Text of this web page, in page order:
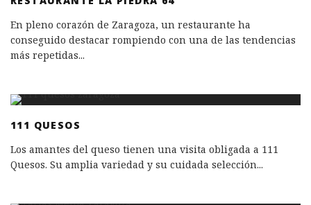
En pleno corazón de Zaragoza, un restaurante ha
conseguido destacar rompiendo con una de las tendencias
más repetidas...
111 QUESOS
Los amantes del queso tienen una visita obligada a 111
Quesos. Su amplia variedad y su cuidada selección...